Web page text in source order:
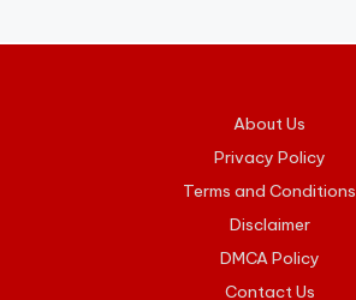
About Us
Privacy Policy
Terms and Conditions
Disclaimer
DMCA Policy
Contact Us